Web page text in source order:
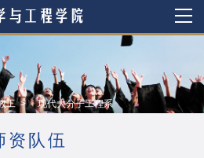
工 现代大分子工程系
资队伍